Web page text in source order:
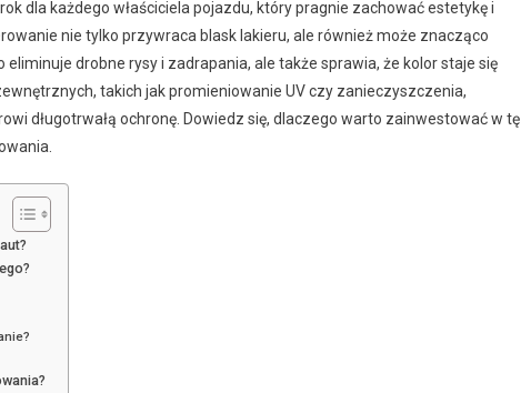
dla każdego właściciela pojazdu, który pragnie zachować estetykę i
nie tylko przywraca blask lakieru, ale również może znacząco
drobne rysy i zadrapania, ale także sprawia, że kolor staje się
takich jak promieniowanie UV czy zanieczyszczenia,
długotrwałą ochronę. Dowiedz się, dlaczego warto zainwestować w tę